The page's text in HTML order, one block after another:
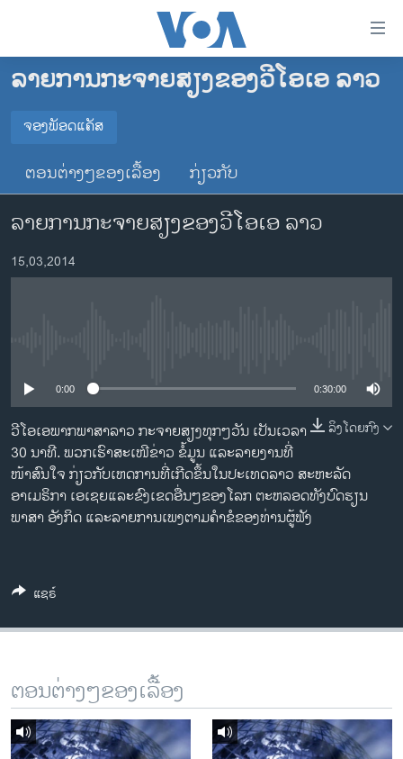
ເຂົ້າ
ຂ້າມ
ໄປ
ຊອກ
ຄົ້ນ
ໂຮມເພຈ
ລາວ
ອາເມຣິກາ
ການເລືອກຕັ້ງ ປະທານາທີບໍດີ ສະຫະລັດ 2024
ຂ່າວ​ຈີນ
ໂລກ
ຊຸມຊົນຊາວລາວ
ວິທະຍາສາດ-ເທັກໂນໂລຈີ
ທຸລະກິດ
ພາສາອັງກິດ
ວີດີໂອ
ຕິດຕາມພວກເຮົາ ທີ່
ພາສາຕ່າງໆ
ລາຍການກະຈາຍສຽງຂອງວີໂອເອ ລາວ
ຈອງພັອດແຄັສ
ຈອງພັອດແຄັສ
ຕອນຕ່າງໆຂອງເລື້ອງ ກ່ຽວກັບ
ລາຍການກະຈາຍສຽງຂອງວີໂອເອ ລາວ
15,03,2014
0:00 0:30:00
ລິງໂດຍກົງ
ວີໂອເອພາກພາສາລາວ ກະຈາຍສຽງທຸກໆວັນ ເປັນເວລາ
30 ນາທີ. ພວກເຮົາສະເໜີຂ່າວ ຂໍ້ມູນ ແລະລາຍງານທີ່
ໜ້າສົນໃຈ ກ່ຽວກັບເຫດການທີ່ເກີດຂຶ້ນໃນປະເທດລາວ ສະຫະລັດ
ອາເມຣິກາ ເອເຊຍແລະຂົງເຂດອື່ນໆຂອງໂລກ ຕະຫລອດທັງບົດຮຽນ
ພາສາ ອັງກິດ ແລະລາຍການເພງຕາມຄຳຂໍຂອງທ່ານຜູ້ຟັງ
ແຊຣ໌
ຕອນຕ່າງໆຂອງເລື້ອງ